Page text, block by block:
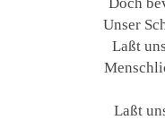
Unser
Laßt
Laßt